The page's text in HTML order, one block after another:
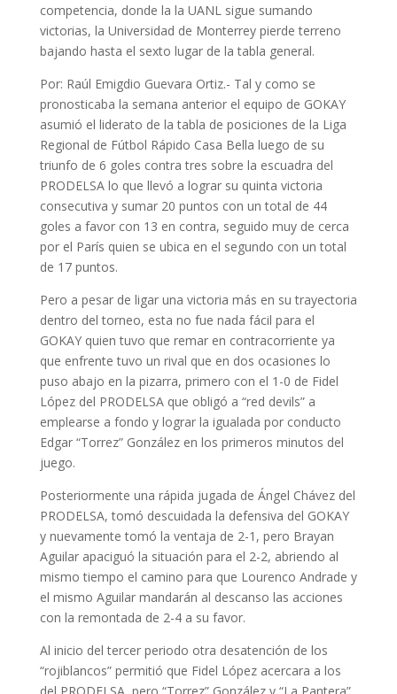
competencia, donde la la UANL sigue sumando
victorias, la Universidad de Monterrey pierde terreno
bajando hasta el sexto lugar de la tabla general.
Por: Raúl Emigdio Guevara Ortiz.- Tal y como se
pronosticaba la semana anterior el equipo de GOKAY
asumió el liderato de la tabla de posiciones de la Liga
Regional de Fútbol Rápido Casa Bella luego de su
triunfo de 6 goles contra tres sobre la escuadra del
PRODELSA lo que llevó a lograr su quinta victoria
consecutiva y sumar 20 puntos con un total de 44
goles a favor con 13 en contra, seguido muy de cerca
por el París quien se ubica en el segundo con un total
de 17 puntos.
Pero a pesar de ligar una victoria más en su trayectoria
dentro del torneo, esta no fue nada fácil para el
GOKAY quien tuvo que remar en contracorriente ya
que enfrente tuvo un rival que en dos ocasiones lo
puso abajo en la pizarra, primero con el 1-0 de Fidel
López del PRODELSA que obligó a “red devils” a
emplearse a fondo y lograr la igualada por conducto
Edgar “Torrez” González en los primeros minutos del
juego.
Posteriormente una rápida jugada de Ángel Chávez del
PRODELSA, tomó descuidada la defensiva del GOKAY
y nuevamente tomó la ventaja de 2-1, pero Brayan
Aguilar apaciguó la situación para el 2-2, abriendo al
mismo tiempo el camino para que Lourenco Andrade y
el mismo Aguilar mandarán al descanso las acciones
con la remontada de 2-4 a su favor.
Al inicio del tercer periodo otra desatención de los
“rojiblancos” permitió que Fidel López acercara a los